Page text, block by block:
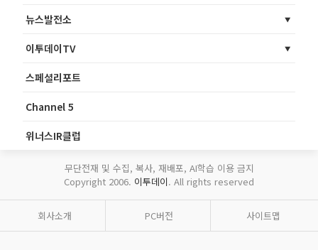
뉴스발전소
이투데이TV
스페셜리포트
Channel 5
위너스IR클럽
무단전재 및 수집, 복사, 재배포, AI학습 이용 금지
Copyright 2006. 이투데이. All rights reserved
회사소개 PC버전 사이트맵